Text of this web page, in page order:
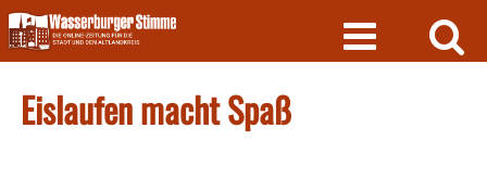
Skip
to
content
Eislaufen macht Spaß